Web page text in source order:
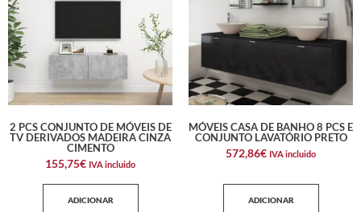
2 PCS CONJUNTO DE MÓVEIS DE
TV DERIVADOS MADEIRA CINZA
CIMENTO
155,75€ IVA incluido
ADICIONAR
MÓVEIS CASA DE BANHO 8 PCS E
CONJUNTO LAVATÓRIO PRETO
572,86€ IVA incluido
ADICIONAR